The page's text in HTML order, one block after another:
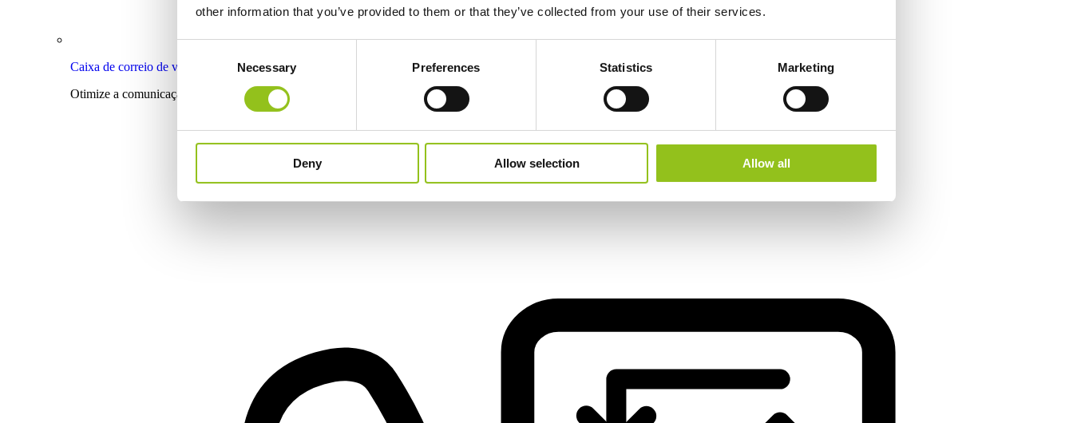
other information that you’ve provided to them or that they’ve collected from your use of their services.
Selection
Necessary Preferences Statistics Marketing
Deny Allow selection Allow all
Caixa de correio de voz+
Otimize a comunicação com os doentes com um correio de voz eficaz